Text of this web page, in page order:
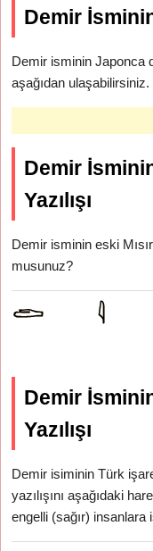
Demir
Demir isminin Japonca
aşağıdan ulaşabilirsiniz.
Demir
Yazılışı
Demir isminin eski
musunuz?
Demir
Yazılışı
Demir isiminin Türk
yazılışını aşağıdaki
engelli (sağır)